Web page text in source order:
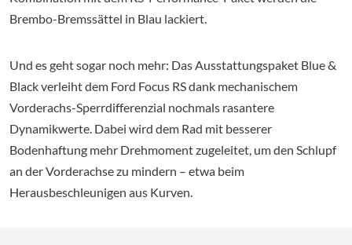
Brembo-Bremssättel in Blau lackiert.
Und es geht sogar noch mehr: Das Ausstattungspaket Blue &
Black verleiht dem Ford Focus RS dank mechanischem
Vorderachs-Sperrdifferenzial nochmals rasantere
Dynamikwerte. Dabei wird dem Rad mit besserer
Bodenhaftung mehr Drehmoment zugeleitet, um den Schlupf
an der Vorderachse zu mindern – etwa beim
Herausbeschleunigen aus Kurven.